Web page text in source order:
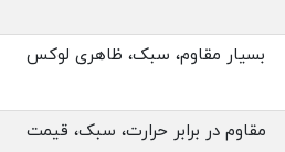
بسیار مقاوم، سبک، ظاهری لوکس
مقاوم در برابر حرارت، سبک، قیمت